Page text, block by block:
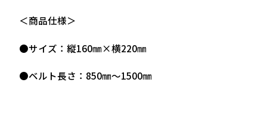
＜商品仕様＞
●サイズ：縦160㎜×横220㎜
●ベルト長さ：850㎜～1500㎜